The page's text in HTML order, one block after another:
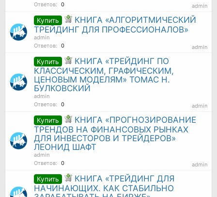
Ответов:
0 admin
Купить
КНИГА «АЛГОРИТМИЧЕСКИЙ
ТРЕЙДИНГ ДЛЯ ПРОФЕССИОНАЛОВ»
admin
Ответов:
0 admin
Купить
КНИГА «ТРЕЙДИНГ ПО
КЛАССИЧЕСКИМ, ГРАФИЧЕСКИМ,
ЦЕНОВЫМ МОДЕЛЯМ» ТОМАС Н.
БУЛКОВСКИЙ
admin
Ответов:
0 admin
Купить
КНИГА «ПРОГНОЗИРОВАНИЕ
ТРЕНДОВ НА ФИНАНСОВЫХ РЫНКАХ
ДЛЯ ИНВЕСТОРОВ И ТРЕЙДЕРОВ»
ЛЕОНИД ШАФТ
admin
Ответов:
0 admin
Купить
КНИГА «ТРЕЙДИНГ ДЛЯ
НАЧИНАЮЩИХ. КАК СТАБИЛЬНО